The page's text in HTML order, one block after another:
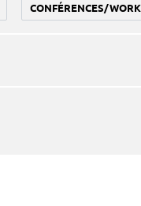
CONFÉRENCES/